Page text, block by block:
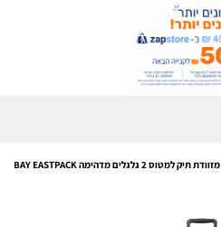
מזוודת תיק למטוס 2 גלגלים מדהימה CITY BAY EASTPACK אחריות לכל החיים